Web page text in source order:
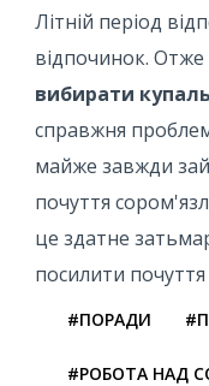
Літній період
відпочинок.
вибирати
справжня
майже завжди
почуття
це здатне
посилити
#ПОРАДИ
#РОБОТА НАД